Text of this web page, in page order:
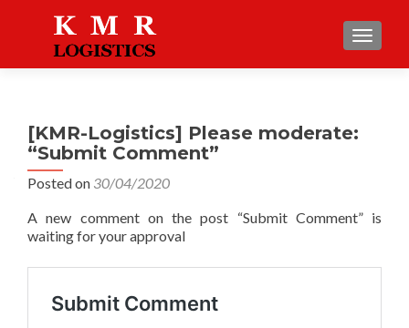
[KMR-Logistics] Please moderate:
“Submit Comment”
Posted on 30/04/2020
A new comment on the post “Submit Comment” is
waiting for your approval